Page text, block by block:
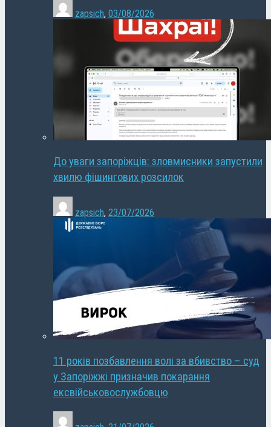
zapsich, 03/08/2026
До уваги запоріжців: зловмисники запустили
хвилю фішингових розсилок
zapsich, 23/07/2026
11 років позбавлення волі за вбивство – суд
у Запоріжжі призначив покарання
ексвійськовослужбовцю